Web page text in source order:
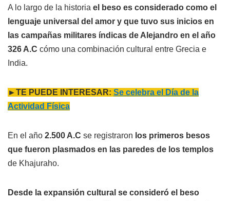
A lo largo de la historia el beso es considerado como el
lenguaje universal del amor y que tuvo sus inicios en
las campañas militares índicas de Alejandro en el año
326 A.C cómo una combinación cultural entre Grecia e
India.
►TE PUEDE INTERESAR: Se celebra el Día de la
Actividad Física
En el año 2.500 A.C se registraron los primeros besos
que fueron plasmados en las paredes de los templos
de Khajuraho.
Desde la expansión cultural se consideró el beso